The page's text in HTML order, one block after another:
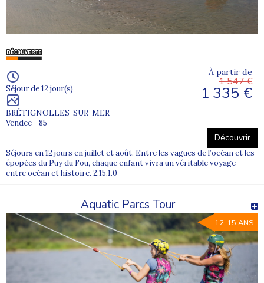
Séjour de 12 jour(s)
BRÉTIGNOLLES-SUR-MER
Vendee - 85
À partir de
1 547 €
1 335 €
Découvrir
Séjours en 12 jours en juillet et août. Entre les vagues de l’océan et les
épopées du Puy du Fou, chaque enfant vivra un véritable voyage
entre océan et histoire. 2.15.1.0
Aquatic Parcs Tour
12-15 ANS